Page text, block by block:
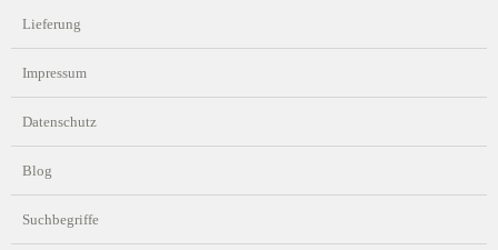
Lieferung
Impressum
Datenschutz
Blog
Suchbegriffe